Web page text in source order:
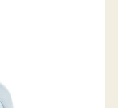
4